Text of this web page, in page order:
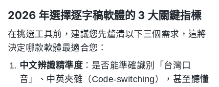
2026 年選擇逐字稿軟體的 3 大關鍵指標
在挑選工具前，建議您先釐清以下三個需求，這將
決定哪款軟體最適合您：
中文辨識精準度 ：是否能準確識別「台灣口
音」、中英夾雜（Code-switching），甚至聽懂